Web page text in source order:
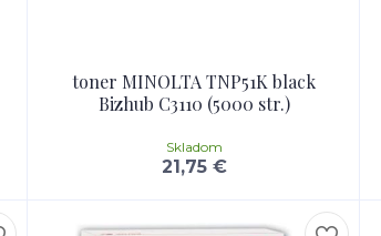
toner MINOLTA TNP51K black
Bizhub C3110 (5000 str.)
21,75 €
Skladom